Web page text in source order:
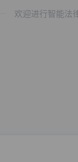
欢迎进行智能法